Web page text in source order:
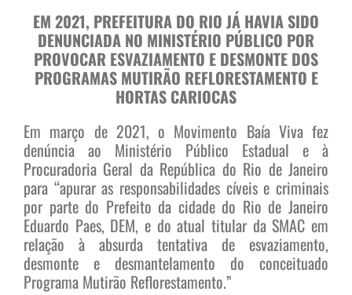
EM 2021, PREFEITURA DO RIO JÁ HAVIA SIDO
DENUNCIADA NO MINISTÉRIO PÚBLICO POR
PROVOCAR ESVAZIAMENTO E DESMONTE DOS
PROGRAMAS MUTIRÃO REFLORESTAMENTO E
HORTAS CARIOCAS
Em março de 2021, o Movimento Baía Viva fez
denúncia ao Ministério Público Estadual e à
Procuradoria Geral da República do Rio de Janeiro
para “apurar as responsabilidades cíveis e criminais
por parte do Prefeito da cidade do Rio de Janeiro
Eduardo Paes, DEM, e do atual titular da SMAC em
relação à absurda tentativa de esvaziamento,
desmonte e desmantelamento do conceituado
Programa Mutirão Reflorestamento.”